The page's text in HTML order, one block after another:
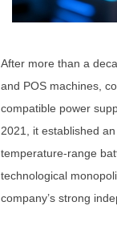
After more than a
and POS machines,
compatible power
2021, it established
temperature-range
technological
company’s strong